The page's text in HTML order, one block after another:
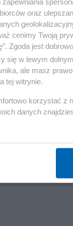
w tajemnicy
do
też możliwość
blisko 20 dzieci.
oraz
cenimy Twoją
Zgoda jest
się w lewym
ale masz
tej witrynie.
korzystać z
danych